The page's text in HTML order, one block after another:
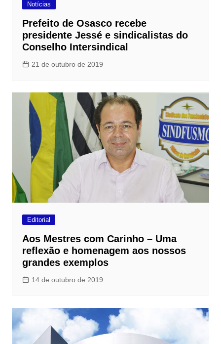
Notícias
Prefeito de Osasco recebe
presidente Jessé e sindicalistas do
Conselho Intersindical
21 de outubro de 2019
Editorial
Aos Mestres com Carinho – Uma
reflexão e homenagem aos nossos
grandes exemplos
14 de outubro de 2019